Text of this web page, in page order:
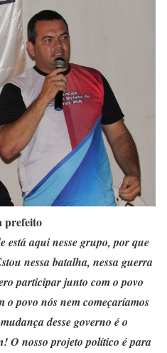
prefeito
está aqui nesse grupo, por que
nessa batalha, nessa guerra
participar junto com o povo
o povo nós nem começaríamos
desse governo é o
O nosso projeto político é para